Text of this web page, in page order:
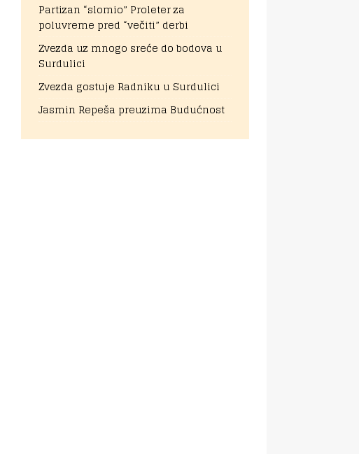
Partizan “slomio” Proleter za
poluvreme pred “večiti” derbi
Zvezda uz mnogo sreće do bodova u
Surdulici
Zvezda gostuje Radniku u Surdulici
Jasmin Repeša preuzima Budućnost